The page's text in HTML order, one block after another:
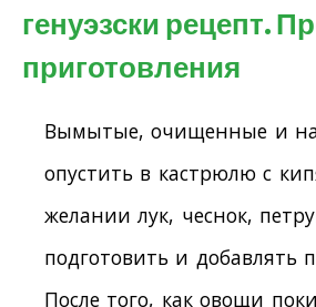
генуэзски рецепт.
приготовления
Вымытые, очищенные и
опустить в кастрюлю с
желании лук, чеснок,
подготовить и добавлять
После того, как овощи